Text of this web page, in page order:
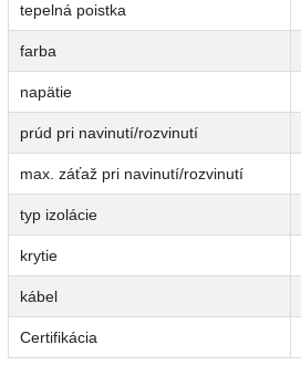
tepelná poistka
farba
napätie
prúd pri navinutí/rozvinutí
max. záťaž pri navinutí/rozvinutí
typ izolácie
krytie
kábel
Certifikácia